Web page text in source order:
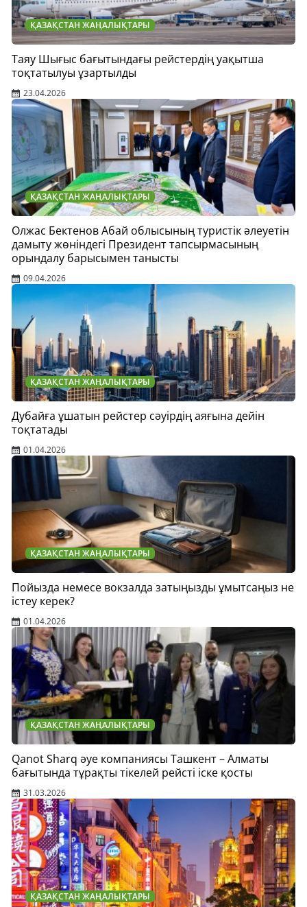
ҚАЗАҚСТАН ЖАҢАЛЫҚТАРЫ
Таяу Шығыс бағытындағы рейстердің уақытша
тоқтатылуы ұзартылды
23.04.2026
ҚАЗАҚСТАН ЖАҢАЛЫҚТАРЫ
Олжас Бектенов Абай облысының туристік әлеуетін
дамыту жөніндегі Президент тапсырмасының
орындалу барысымен танысты
09.04.2026
ҚАЗАҚСТАН ЖАҢАЛЫҚТАРЫ
Дубайға ұшатын рейстер сәуірдің аяғына дейін
тоқтатады
01.04.2026
ҚАЗАҚСТАН ЖАҢАЛЫҚТАРЫ
Пойызда немесе вокзалда затыңызды ұмытсаңыз не
істеу керек?
01.04.2026
ҚАЗАҚСТАН ЖАҢАЛЫҚТАРЫ
Qanot Sharq әуе компаниясы Ташкент – Алматы
бағытында тұрақты тікелей рейсті іске қосты
31.03.2026
ҚАЗАҚСТАН ЖАҢАЛЫҚТАРЫ